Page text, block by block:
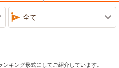
全て
キング形式にしてご紹介しています。